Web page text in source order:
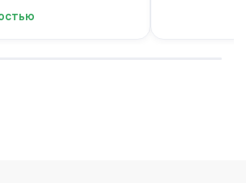
и оформить заказ
были свежие и